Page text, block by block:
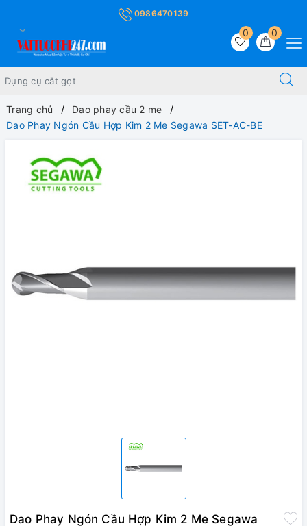
0986470139
0
0
Trang chủ
Dao phay cầu 2 me
Dao Phay Ngón Cầu Hợp Kim 2 Me Segawa SET-AC-BE
Dao Phay Ngón Cầu Hợp Kim 2 Me Segawa